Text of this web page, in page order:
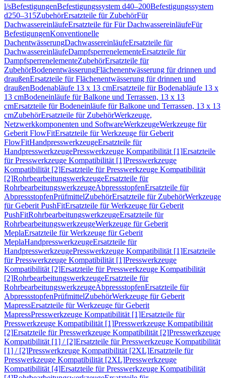
l/sBefestigungenBefestigungssystem d40–200Befestigungssystem
d250–315ZubehörErsatzteile für ZubehörFür
DachwassereinläufeErsatzteile für Für DachwassereinläufeFür
BefestigungenKonventionelle
DachentwässerungDachwassereinläufeErsatzteile für
DachwassereinläufeDampfsperrenelementeErsatzteile für
DampfsperrenelementeZubehörErsatzteile für
ZubehörBodenentwässerungFlächenentwässerung für drinnen und
draußenErsatzteile für Flächenentwässerung für drinnen und
draußenBodenabläufe 13 x 13 cmErsatzteile für Bodenabläufe 13 x
13 cmBodeneinläufe für Balkone und Terrassen, 13 x 13
cmErsatzteile für Bodeneinläufe für Balkone und Terrassen, 13 x 13
cmZubehörErsatzteile für ZubehörWerkzeuge,
Netzwerkkomponenten und SoftwareWerkzeugeWerkzeuge für
Geberit FlowFitErsatzteile für Werkzeuge für Geberit
FlowFitHandpresswerkzeugeErsatzteile für
HandpresswerkzeugePresswerkzeuge Kompatibilität [1]Ersatzteile
für Presswerkzeuge Kompatibilität [1]Presswerkzeuge
Kompatibilität [2]Ersatzteile für Presswerkzeuge Kompatibilität
[2]RohrbearbeitungswerkzeugeErsatzteile für
RohrbearbeitungswerkzeugeAbpressstopfenErsatzteile für
AbpressstopfenPrüfmittelZubehörErsatzteile für ZubehörWerkzeuge
für Geberit PushFitErsatzteile für Werkzeuge für Geberit
PushFitRohrbearbeitungswerkzeugeErsatzteile für
RohrbearbeitungswerkzeugeWerkzeuge für Geberit
MeplaErsatzteile für Werkzeuge für Geberit
MeplaHandpresswerkzeugeErsatzteile für
HandpresswerkzeugePresswerkzeuge Kompatibilität [1]Ersatzteile
für Presswerkzeuge Kompatibilität [1]Presswerkzeuge
Kompatibilität [2]Ersatzteile für Presswerkzeuge Kompatibilität
[2]RohrbearbeitungswerkzeugeErsatzteile für
RohrbearbeitungswerkzeugeAbpressstopfenErsatzteile für
AbpressstopfenPrüfmittelZubehörWerkzeuge für Geberit
MapressErsatzteile für Werkzeuge für Geberit
MapressPresswerkzeuge Kompatibilität [1]Ersatzteile für
Presswerkzeuge Kompatibilität [1]Presswerkzeuge Kompatibilität
[2]Ersatzteile für Presswerkzeuge Kompatibilität [2]Presswerkzeuge
Kompatibilität [1] / [2]Ersatzteile für Presswerkzeuge Kompatibilität
[1] / [2]Presswerkzeuge Kompatibilität [2XL]Ersatzteile für
Presswerkzeuge Kompatibilität [2XL]Presswerkzeuge
Kompatibilität [4]Ersatzteile für Presswerkzeuge Kompatibilität